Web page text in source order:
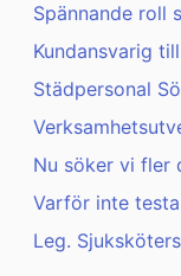
Spännande roll
Kundansvarig
Städpersonal
Nu söker vi fler
Varför inte
Leg.